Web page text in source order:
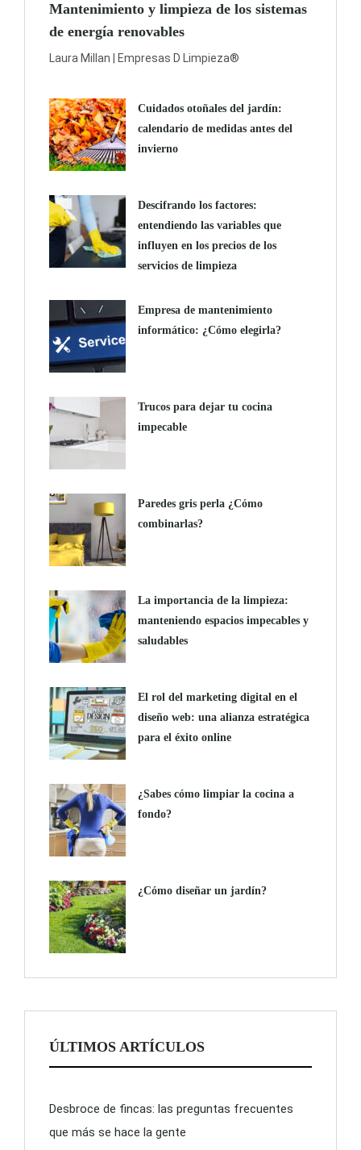
Mantenimiento y limpieza de los sistemas
de energía renovables
Laura Millan | Empresas D Limpieza®
Cuidados otoñales del jardín:
calendario de medidas antes del
invierno
Descifrando los factores:
entendiendo las variables que
influyen en los precios de los
servicios de limpieza
Empresa de mantenimiento
informático: ¿Cómo elegirla?
Trucos para dejar tu cocina
impecable
Paredes gris perla ¿Cómo
combinarlas?
La importancia de la limpieza:
manteniendo espacios impecables y
saludables
El rol del marketing digital en el
diseño web: una alianza estratégica
para el éxito online
¿Sabes cómo limpiar la cocina a
fondo?
¿Cómo diseñar un jardín?
ÚLTIMOS ARTÍCULOS
Desbroce de fincas: las preguntas frecuentes
que más se hace la gente